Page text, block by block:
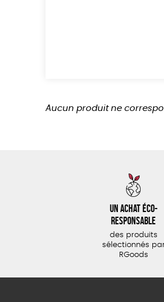
Aucun produit ne
Un achat éco-
responsable
des produits
sélectionnés
RGoods